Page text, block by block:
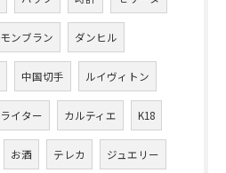
モンブラン ダンヒル
中国切手 ルイヴィトン
ライター カルティエ K18
お酒 テレカ ジュエリー